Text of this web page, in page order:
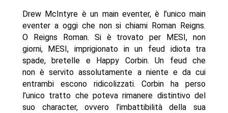
Drew McIntyre è un main eventer, è l’unico main
eventer a oggi che non si chiami Roman Reigns.
O Reigns Roman. Si è trovato per MESI, non
giorni, MESI, imprigionato in un feud idiota tra
spade, bretelle e Happy Corbin. Un feud che
non è servito assolutamente a niente e da cui
entrambi escono ridicolizzati. Corbin ha perso
l’unico tratto che poteva rimanere distintivo del
suo character, ovvero l’imbattibilità della sua